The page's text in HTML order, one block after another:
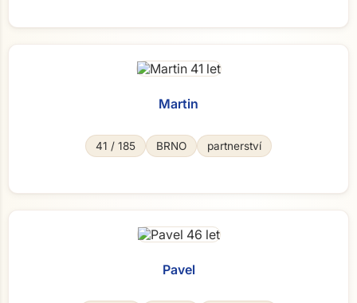
Přejít na hlavní obsah
Martin
41 / 185 BRNO partnerství
Pavel